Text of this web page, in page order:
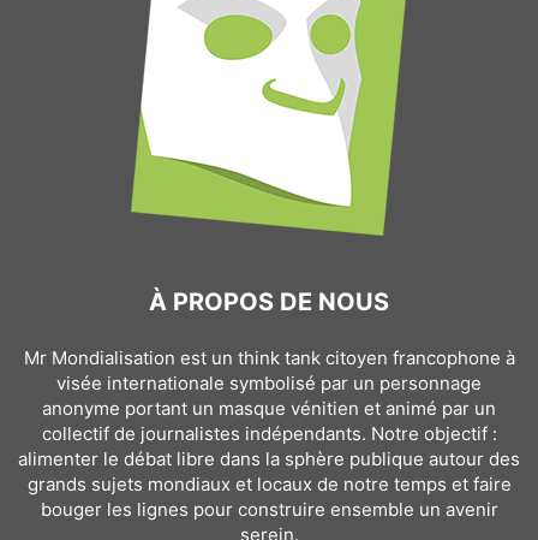
À PROPOS DE NOUS
Mr Mondialisation est un think tank citoyen francophone à
visée internationale symbolisé par un personnage
anonyme portant un masque vénitien et animé par un
collectif de journalistes indépendants. Notre objectif :
alimenter le débat libre dans la sphère publique autour des
grands sujets mondiaux et locaux de notre temps et faire
bouger les lignes pour construire ensemble un avenir
serein.